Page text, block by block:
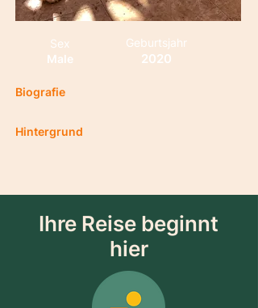
Sex
Male
Geburtsjahr
2020
Biografie
Hintergrund
Ihre Reise beginnt
hier